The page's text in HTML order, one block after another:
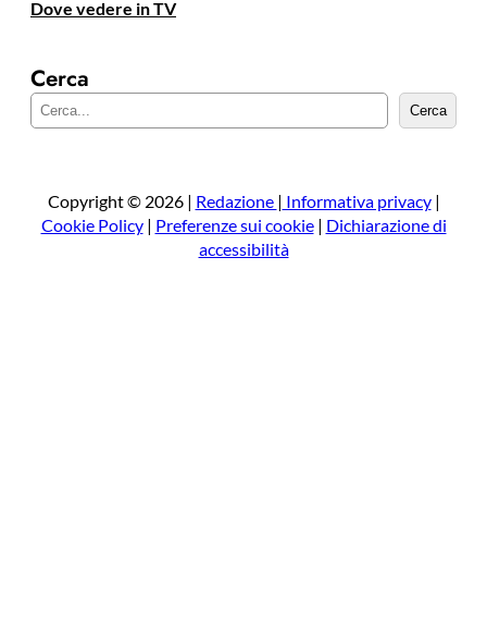
Dove vedere in TV
Cerca
e
a
Cerca
Copyright © 2026 | Redazione | Informativa privacy|
Cookie Policy| Preferenze sui cookie| Dichiarazione di
accessibilità